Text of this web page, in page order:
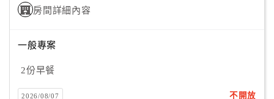
理
員
戶
房間詳細內容
一般專案
2份早餐
2026/08/07 不開放